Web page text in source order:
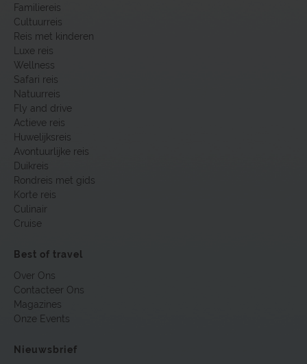
Familiereis
Cultuurreis
Reis met kinderen
Luxe reis
Wellness
Safari reis
Natuurreis
Fly and drive
Actieve reis
Huwelijksreis
Avontuurlijke reis
Duikreis
Rondreis met gids
Korte reis
Culinair
Cruise
Best of travel
Over Ons
Contacteer Ons
Magazines
Onze Events
Nieuwsbrief